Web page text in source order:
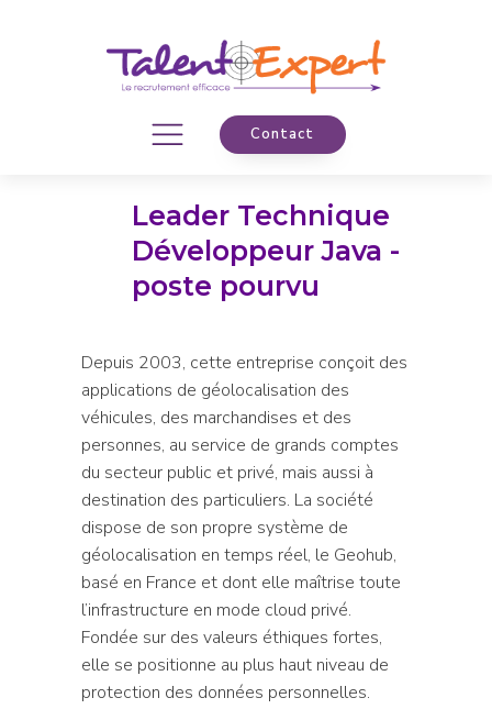
Contact
Leader Technique
Développeur Java -
poste pourvu
Depuis 2003, cette entreprise conçoit des
applications de géolocalisation des
véhicules, des marchandises et des
personnes, au service de grands comptes
du secteur public et privé, mais aussi à
destination des particuliers. La société
dispose de son propre système de
géolocalisation en temps réel, le Geohub,
basé en France et dont elle maîtrise toute
l’infrastructure en mode cloud privé.
Fondée sur des valeurs éthiques fortes,
elle se positionne au plus haut niveau de
protection des données personnelles.